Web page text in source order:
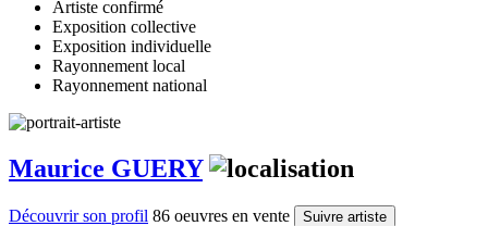
Artiste confirmé
Exposition collective
Exposition individuelle
Rayonnement local
Rayonnement national
Maurice GUERY
Découvrir son profil 86 oeuvres en vente Suivre artiste